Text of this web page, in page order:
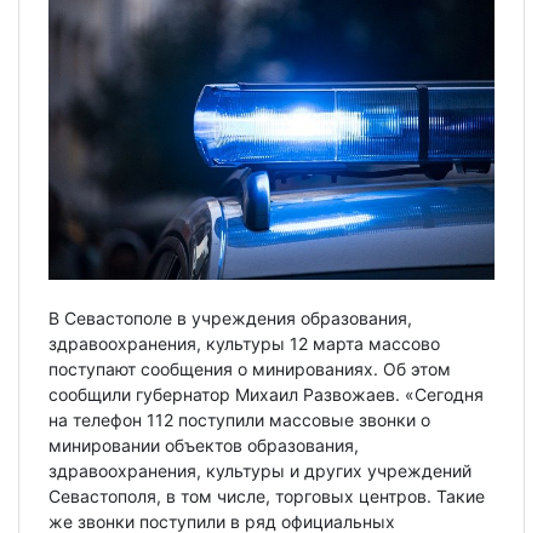
В Севастополе в учреждения образования,
здравоохранения, культуры 12 марта массово
поступают сообщения о минированиях. Об этом
сообщили губернатор Михаил Развожаев. «Сегодня
на телефон 112 поступили массовые звонки о
минировании объектов образования,
здравоохранения, культуры и других учреждений
Севастополя, в том числе, торговых центров. Такие
же звонки поступили в ряд официальных